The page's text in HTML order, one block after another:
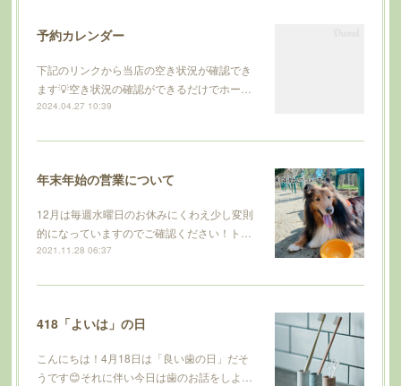
予約カレンダー
下記のリンクから当店の空き状況が確認でき
ます💡空き状況の確認ができるだけでホー…
2024.04.27 10:39
年末年始の営業について
12月は毎週水曜日のお休みにくわえ少し変則
的になっていますのでご確認ください！ト…
2021.11.28 06:37
418「よいは」の日
こんにちは！4月18日は「良い歯の日」だそ
うです😊それに伴い今日は歯のお話をしよ…